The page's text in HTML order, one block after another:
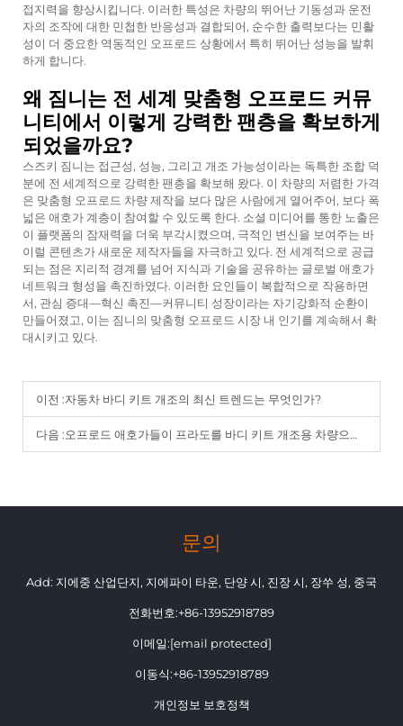
접지력을 향상시킵니다. 이러한 특성은 차량의 뛰어난 기동성과 운전
자의 조작에 대한 민첩한 반응성과 결합되어, 순수한 출력보다는 민활
성이 더 중요한 역동적인 오프로드 상황에서 특히 뛰어난 성능을 발휘
하게 합니다.
왜 짐니는 전 세계 맞춤형 오프로드 커뮤
니티에서 이렇게 강력한 팬층을 확보하게
되었을까요?
스즈키 짐니는 접근성, 성능, 그리고 개조 가능성이라는 독특한 조합 덕
분에 전 세계적으로 강력한 팬층을 확보해 왔다. 이 차량의 저렴한 가격
은 맞춤형 오프로드 차량 제작을 보다 많은 사람에게 열어주어, 보다 폭
넓은 애호가 계층이 참여할 수 있도록 한다. 소셜 미디어를 통한 노출은
이 플랫폼의 잠재력을 더욱 부각시켰으며, 극적인 변신을 보여주는 바
이럴 콘텐츠가 새로운 제작자들을 자극하고 있다. 전 세계적으로 공급
되는 점은 지리적 경계를 넘어 지식과 기술을 공유하는 글로벌 애호가
네트워크 형성을 촉진하였다. 이러한 요인들이 복합적으로 작용하면
서, 관심 증대—혁신 촉진—커뮤니티 성장이라는 자기강화적 순환이
만들어졌고, 이는 짐니의 맞춤형 오프로드 시장 내 인기를 계속해서 확
대시키고 있다.
이전 :자동차 바디 키트 개조의 최신 트렌드는 무엇인가?
다음 :오프로드 애호가들이 프라도를 바디 키트 개조용 차량으로 선택하는 이유
문의
Add: 지에중 산업단지, 지에파이 타운, 단양 시, 진장 시, 장쑤 성, 중국
전화번호:+86-13952918789
이메일:[email protected]
이동식:+86-13952918789
개인정보 보호정책